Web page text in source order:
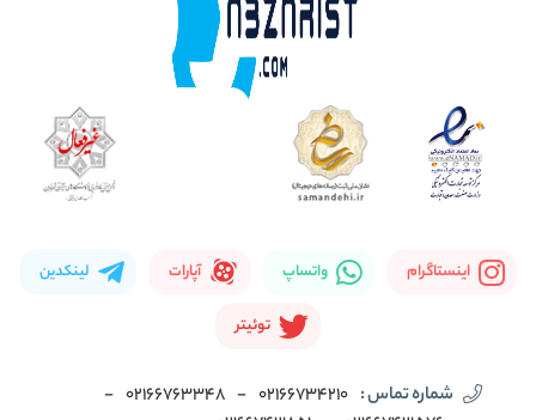
اینستاگرام واتساپ آپارات لینکدین
توئیتر
شماره تماس : 02166734210
-
02166763348
-